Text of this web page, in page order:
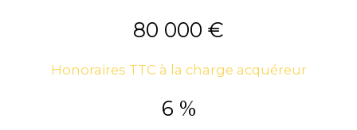
80 000 €
Honoraires TTC à la charge acquéreur
6 %